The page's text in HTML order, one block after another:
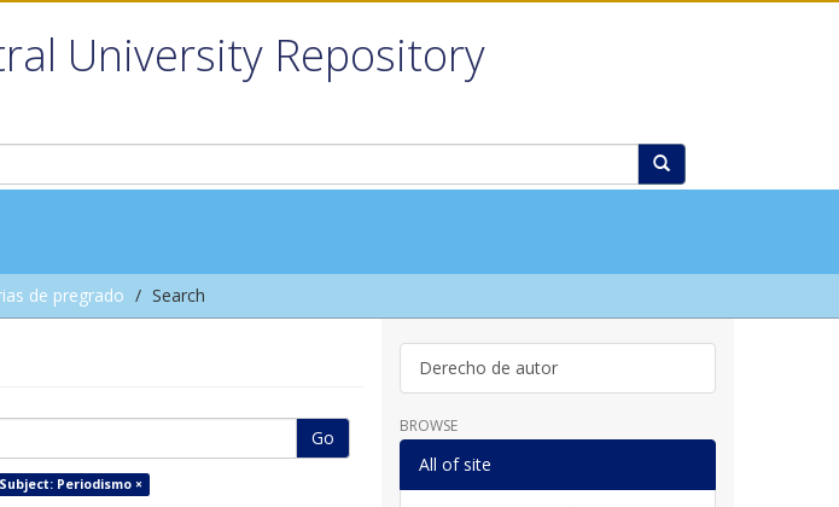
University Repository
de pregrado Search
Go
Subject: Periodismo ×
Derecho de autor
BROWSE
All of site